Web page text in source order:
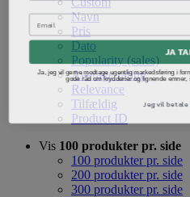
Navn
Pris
Dato
Popularity (sales)
Average rating
Relevance
Tilfældig
Product ID
Vis 100 produkter pr. side
100 produkter pr. side
200 produkter pr. side
300 produkter pr. side
JA
Ja, jeg vil gerne modtage ugentlig markedsføring i
gode råd om krydderier og lignende
Jeg vil betale